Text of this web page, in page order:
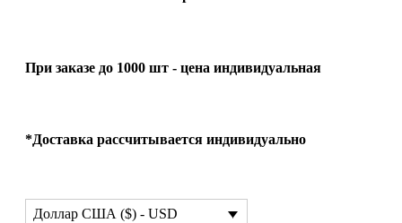
При заказе до 1000 шт - цена индивидуальная
*Доставка рассчитывается индивидуально
Доллар США ($) - USD